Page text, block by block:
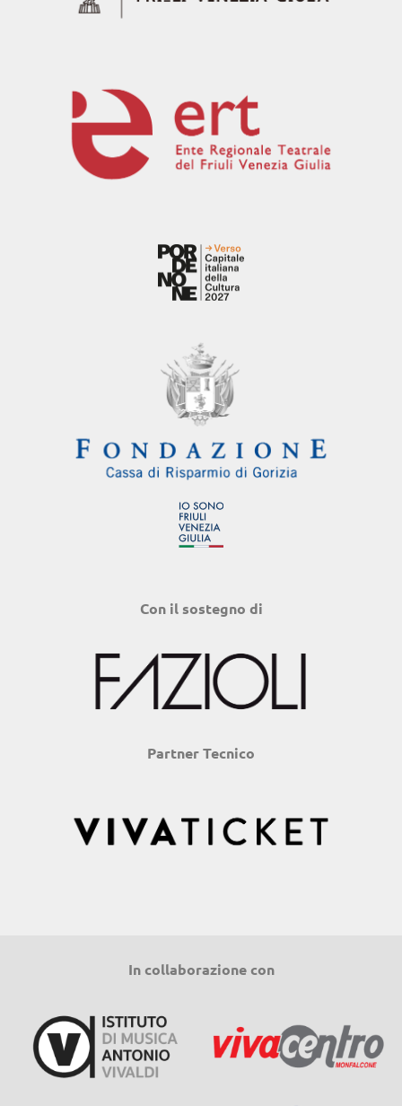
Con il sostegno di
Partner Tecnico
In collaborazione con